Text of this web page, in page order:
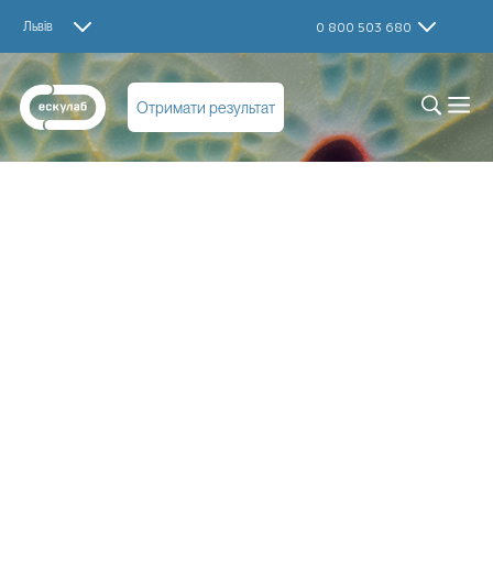
Львів 0 800 503 680
Отримати результат